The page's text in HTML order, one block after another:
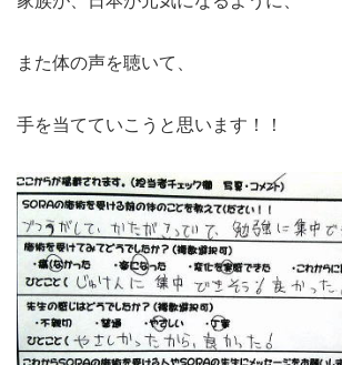
また体の声を聴いて、
手を当てていこうと思います！！